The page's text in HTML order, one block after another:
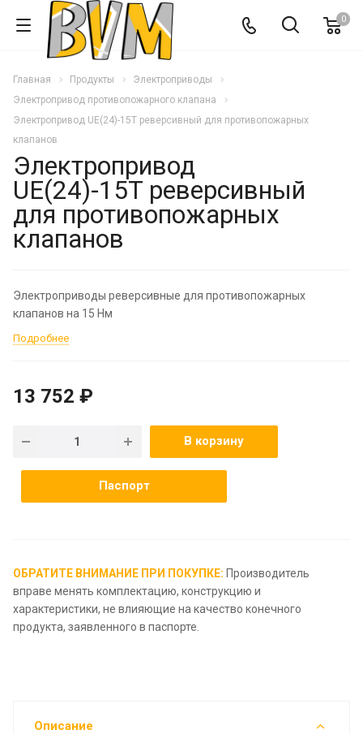
0
Главная Продукты
Электроприводы
Электропривод противопожарного клапана
Электропривод UE(24)-15T реверсивный для противопожарных
клапанов
Электропривод
UE(24)-15T реверсивный
для противопожарных
клапанов
Электроприводы реверсивные для противопожарных
клапанов на 15 Hм
Подробнее
13 752 ₽
В корзину
Паспорт
ОБРАТИТЕ ВНИМАНИЕ ПРИ ПОКУПКЕ: Производитель
вправе менять комплектацию, конструкцию и
характеристики, не влияющие на качество конечного
продукта, заявленного в паспорте.
Описание